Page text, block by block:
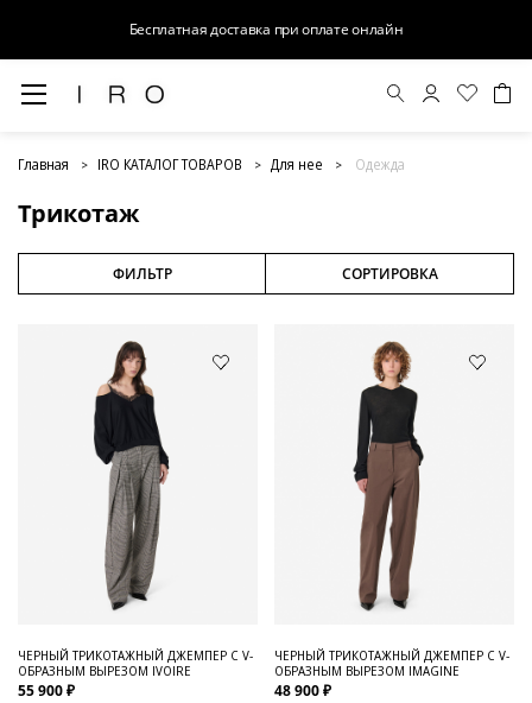
Бесплатная доставка при оплате онлайн
Главная IRO КАТАЛОГ ТОВАРОВ Для нее Одежда
Трикотаж
ФИЛЬТР СОРТИРОВКА
ЧЕРНЫЙ ТРИКОТАЖНЫЙ ДЖЕМПЕР С V-
ОБРАЗНЫМ ВЫРЕЗОМ IVOIRE
55 900 ₽
ЧЕРНЫЙ ТРИКОТАЖНЫЙ ДЖЕМПЕР С V-
ОБРАЗНЫМ ВЫРЕЗОМ IMAGINE
48 900 ₽